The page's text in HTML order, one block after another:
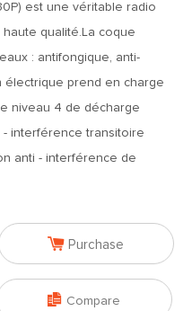
est une véritable radio
qualité.La coque
: antifongique, anti-
électrique prend en charge
niveau 4 de décharge
interférence transitoire
anti - interférence de
 Purchase
 Compare